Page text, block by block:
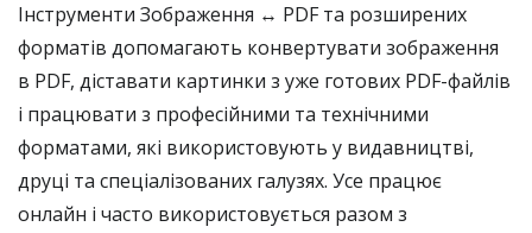
Інструменти Зображення ↔ PDF та розширених
форматів допомагають конвертувати зображення
в PDF, діставати картинки з уже готових PDF-файлів
і працювати з професійними та технічними
форматами, які використовують у видавництві,
друці та спеціалізованих галузях. Усе працює
онлайн і часто використовується разом з